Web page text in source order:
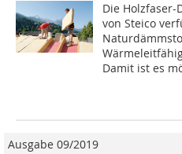
Die Holzfaser-
von Steico
Damit ist es
Ausgabe 09/2019